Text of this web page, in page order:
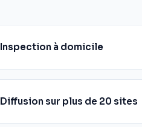
Inspection à domicile
Diffusion sur plus de 20 sites